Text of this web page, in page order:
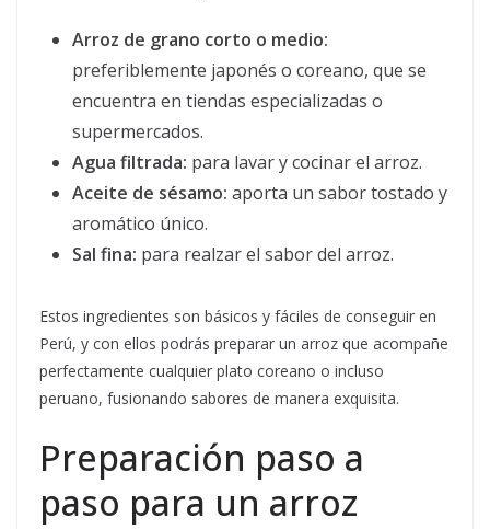
Arroz de grano corto o medio:
preferiblemente japonés o coreano, que se
encuentra en tiendas especializadas o
supermercados.
Agua filtrada: para lavar y cocinar el arroz.
Aceite de sésamo: aporta un sabor tostado y
aromático único.
Sal fina: para realzar el sabor del arroz.
Estos ingredientes son básicos y fáciles de conseguir en
Perú, y con ellos podrás preparar un arroz que acompañe
perfectamente cualquier plato coreano o incluso
peruano, fusionando sabores de manera exquisita.
Preparación paso a
paso para un arroz